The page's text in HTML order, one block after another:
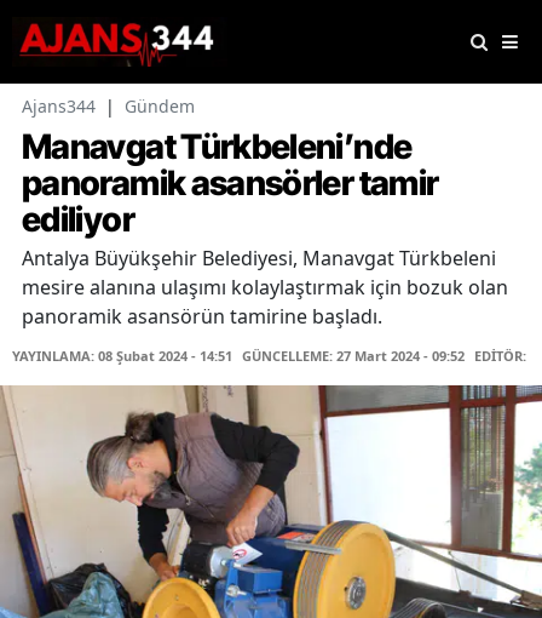
Ajans344 | Gündem
Manavgat Türkbeleni’nde
panoramik asansörler tamir
ediliyor
Antalya Büyükşehir Belediyesi, Manavgat Türkbeleni
mesire alanına ulaşımı kolaylaştırmak için bozuk olan
panoramik asansörün tamirine başladı.
YAYINLAMA: 08 Şubat 2024 - 14:51 GÜNCELLEME: 27 Mart 2024 - 09:52 EDİTÖR: